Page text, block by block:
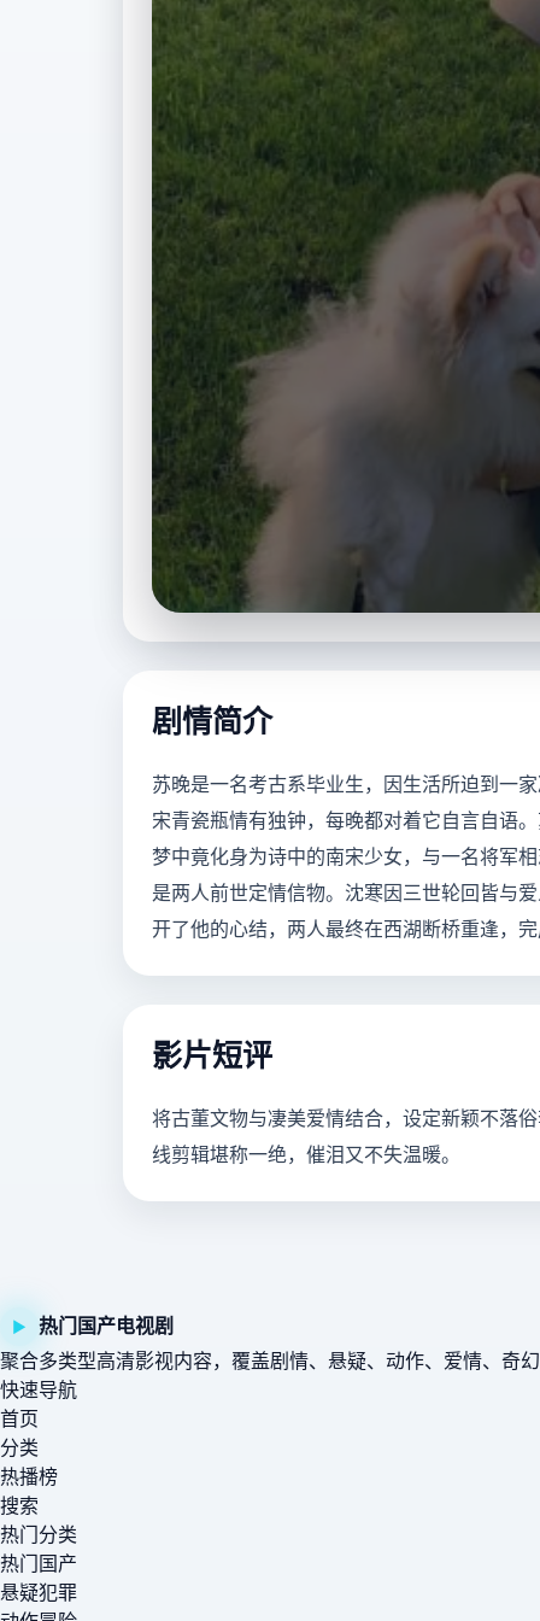
剧情简介
苏晚是一名考古系毕业生，因生活所迫到一
宋青瓷瓶情有独钟，每晚都对着它自言自语
梦中竟化身为诗中的南宋少女，与一名将军
是两人前世定情信物。沈寒因三世轮回皆与
开了他的心结，两人最终在西湖断桥重逢，
影片短评
将古董文物与凄美爱情结合，设定新颖不落
线剪辑堪称一绝，催泪又不失温暖。
▶
热门国产电视剧
聚合多类型高清影视内容，覆盖剧情、悬疑、动作、爱情、奇
快速导航
首页
分类
热播榜
搜索
热门分类
热门国产
悬疑犯罪